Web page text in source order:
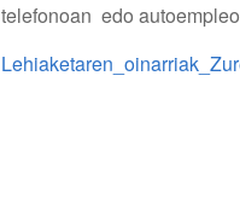
telefonoan edo